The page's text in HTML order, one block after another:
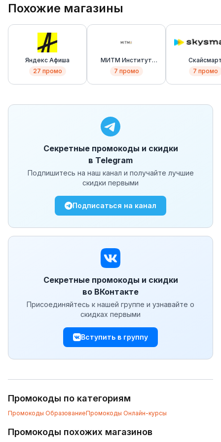
Похожие магазины
Яндекс Афиша
27 промо
МИТМ Институт
(MITM Institute)
7 промо
(Skysmart)
7 промо
Секретные промокоды и скидки
в Telegram
Подпишитесь на наш канал и получайте лучшие
скидки первыми
Подписаться на канал
Секретные промокоды и скидки
во ВКонтакте
Присоединяйтесь к нашей группе и узнавайте о
скидках первыми
Вступить в группу
Промокоды по категориям
Промокоды ОбразованиеПромокоды Онлайн-курсы
Промокоды похожих магазинов